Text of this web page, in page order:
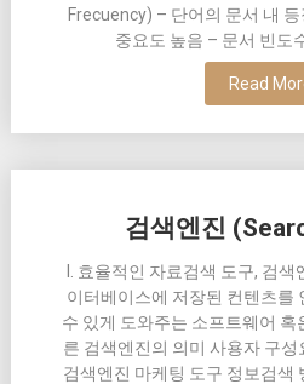
Frecuency) – 단어의 문서 내
중요도 높음 – 문서 빈도
Read
검색엔진
I. 효율적인 자료검색 도구, 검
이터베이스에 저장된 컨텐츠를
수 있게 도와주는 소프트웨어
른 검색엔진의 의미 사용자 구
검색엔진 마케팅 도구 정보검색